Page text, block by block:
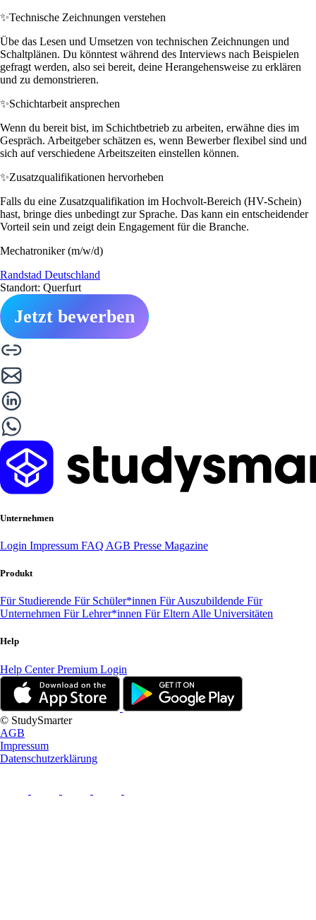
✨Technische Zeichnungen verstehen
Übe das Lesen und Umsetzen von technischen Zeichnungen und
Schaltplänen. Du könntest während des Interviews nach Beispielen
gefragt werden, also sei bereit, deine Herangehensweise zu erklären
und zu demonstrieren.
✨Schichtarbeit ansprechen
Wenn du bereit bist, im Schichtbetrieb zu arbeiten, erwähne dies im
Gespräch. Arbeitgeber schätzen es, wenn Bewerber flexibel sind und
sich auf verschiedene Arbeitszeiten einstellen können.
✨Zusatzqualifikationen hervorheben
Falls du eine Zusatzqualifikation im Hochvolt-Bereich (HV-Schein)
hast, bringe dies unbedingt zur Sprache. Das kann ein entscheidender
Vorteil sein und zeigt dein Engagement für die Branche.
Mechatroniker (m/w/d)
Randstad Deutschland
Standort: Querfurt
Jetzt bewerben
Unternehmen
Login Impressum FAQ AGB Presse Magazine
Produkt
Für Studierende Für Schüler*innen Für Auszubildende Für
Unternehmen Für Lehrer*innen Für Eltern Alle Universitäten
Help
Help CenterPremium Login
© StudySmarter
AGB
Impressum
Datenschutzerklärung